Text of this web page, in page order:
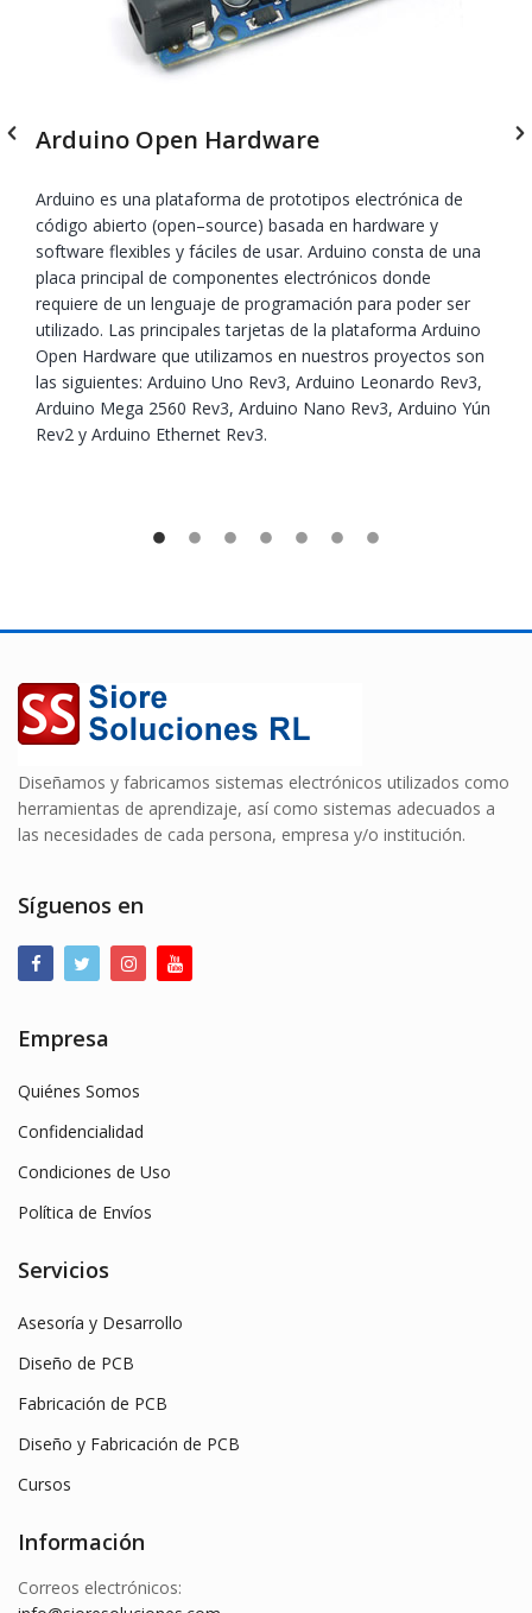
Microcontroladores PIC
La gran variedad de microcontroladores que presenta
Microchip Technology INC, son de vital importancia en el
diseño de nuestros sistemas embebidos. Gracias a diversas
plataformas de hardware y de software, tales como
programadores y compiladores en diversos lenguajes, nos
permiten el desarrollo óptimo nuestros proyectos.
Actualmente trabajamos con MPLAB X IDE junto a los
compiladores XC8, XC16 y XC32/32++ de Microchip.
Adicionalmente desarrollamos también con compiladores
de otras empresas, tales como PIC C de CCS,
Diseñamos y fabricamos sistemas electrónicos utilizados como
herramientas de aprendizaje, así como sistemas adecuados a
las necesidades de cada persona, empresa y/o institución.
Síguenos en
Empresa
Quiénes Somos
Confidencialidad
Condiciones de Uso
Política de Envíos
Servicios
Asesoría y Desarrollo
Diseño de PCB
Fabricación de PCB
Diseño y Fabricación de PCB
Cursos
Información
Correos electrónicos: